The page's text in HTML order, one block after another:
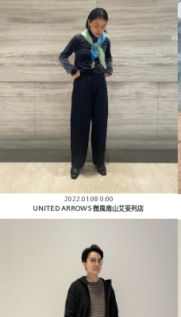
2022.01.08 0:00
UNITED ARROWS 微風南山艾妥列店